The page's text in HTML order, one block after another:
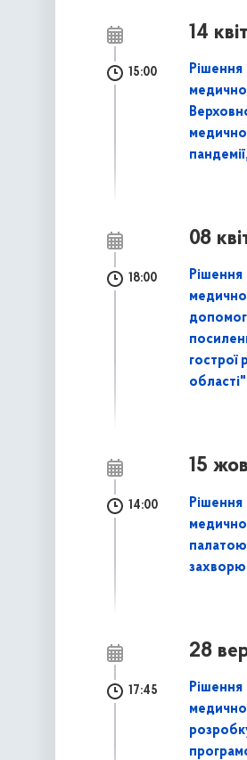
14
15:00
08
18:00
гострої
області"
15
14:00
палатою
28
17:45